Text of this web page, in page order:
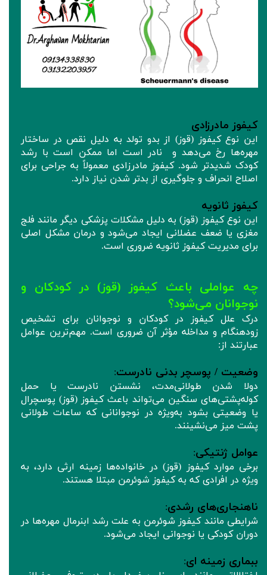
کیفوز مادرزادی
این نوع کیفوز (قوز) از بدو تولد به دلیل نقص در ساختار
مهره‌ها رخ می‌دهد و نادر است اما ممکن است با رشد
کودک شدیدتر شود. کیفوز مادرزادی معمولاً به جراحی برای
اصلاح انحراف و جلوگیری از بدتر شدن نیاز دارد.
کیفوز ثانویه
این نوع کیفوز (قوز) به دلیل مشکلات پزشکی دیگر مانند فلج
مغزی یا ضعف عضلانی ایجاد می‌شود و درمان مشکل اصلی
برای مدیریت کیفوز ثانویه ضروری است.
چه عواملی باعث کیفوز (قوز) در کودکان و
نوجوانان می‌شود؟
درک علل کیفوز در کودکان و نوجوانان برای تشخیص
زودهنگام و مداخله مؤثر آن ضروری است. مهم‌ترین عوامل
عبارتند از:
وضعیت / پوسچر بدنی نادرست:
دولا شدن طولانی‌مدت، نشستن نادرست یا حمل
کوله‌پشتی‌های سنگین می‌تواند باعث کیفوز (قوز) پوسچرال
یا وضعیتی بشود به‌ویژه در نوجوانانی که ساعات طولانی
پشت میز می‌نشینند.
عوامل ژنتیکی:
برخی موارد کیفوز (قوز) در خانواده‌ها زمینه ارثی دارد، به
ویژه در افرادی که به کیفوز شوئرمن مبتلا هستند.
ناهنجاری‌های رشدی:
شرایطی مانند کیفوز شوئرمن به علت رشد ابنرمال مهره‌ها در
دوران کودکی یا نوجوانی ایجاد می‌شود.
ببماری زمینه ای: